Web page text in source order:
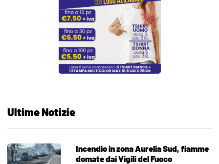
Ultime Notizie
Incendio in zona Aurelia Sud, fiamme
domate dai Vigili del Fuoco